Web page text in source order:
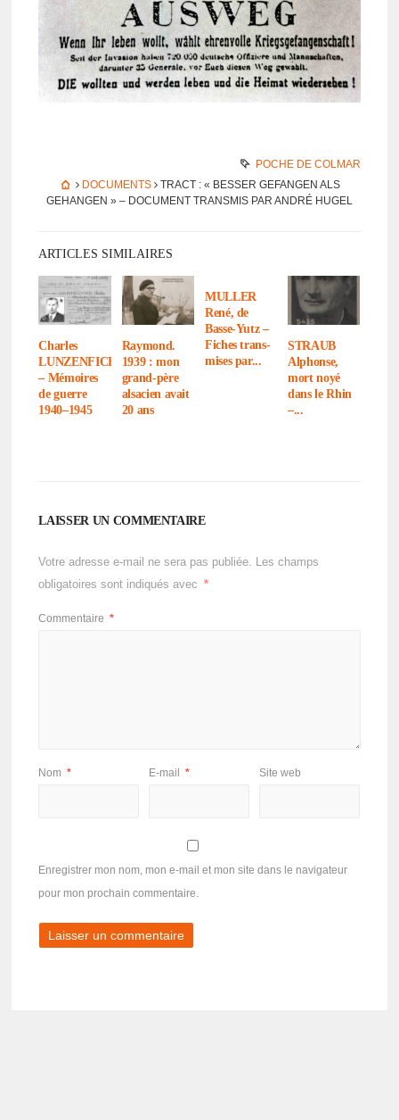
POCHE DE COLMAR
DOCUMENTS
TRACT : « BESSER GEFAN­GEN ALS
GEHAN­GEN » – DOCU­MENT TRANS­MIS PAR ANDRÉ HUGEL
ARTICLES SIMILAIRES
Charles
LUNZENFICHTER
– Mémoires
de guerre
1940–1945
Raymond.
1939 : mon
grand-père
alsa­cien avait
20 ans
MULLER
René, de
Basse-Yutz –
Fiches trans­
mises par...
STRAUB
Alphonse,
mort noyé
dans le Rhin
–...
LAISSER UN COMMENTAIRE
Votre adresse e-mail ne sera pas publiée. Les champs
obligatoires sont indiqués avec
*
Commentaire *
Nom * E-mail * Site web
Enregistrer mon nom, mon e-mail et mon site dans le navigateur
pour mon prochain commentaire.